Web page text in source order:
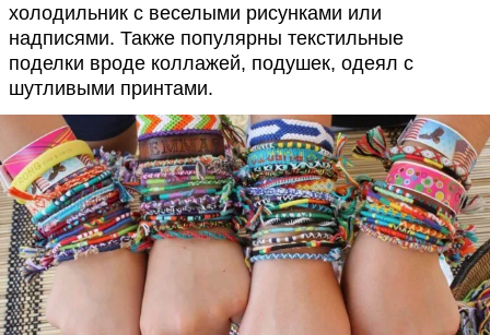
холодильник с веселыми рисунками или
надписями. Также популярны текстильные
поделки вроде коллажей, подушек, одеял с
шутливыми принтами.